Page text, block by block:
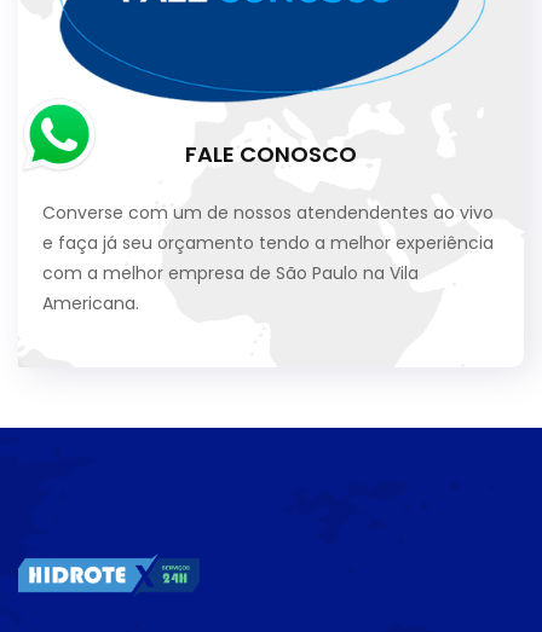
FALE CONOSCO
Converse com um de nossos atendendentes ao vivo
e faça já seu orçamento tendo a melhor experiência
com a melhor empresa de São Paulo na Vila
Americana.